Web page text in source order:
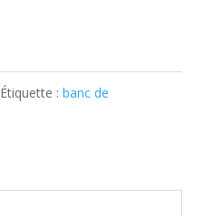
Étiquette : banc de